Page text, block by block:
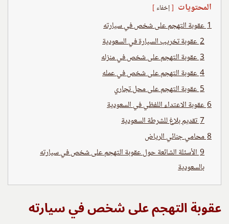
المحتويات إخفاء
1عقوبة التهجم على شخص في سيارته
2عقوبة تخريب السيارة في السعودية
3عقوبة التهجم على شخص في منزله
4عقوبة التهجم على شخص في عمله
5عقوبة التهجم على محل تجاري
6عقوبة الاعتداء اللفظي في السعودية
7تقديم بلاغ للشرطة السعودية
8محامي جنائي الرياض
9الأسئلة الشائعة حول عقوبة التهجم على شخص في سيارته
بالسعودية
عقوبة التهجم على شخص في سيارته